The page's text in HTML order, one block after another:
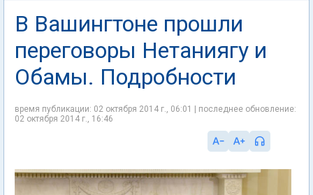
В Вашингтоне прошли
переговоры Нетаниягу и
Обамы. Подробности
время публикации: 02 октября 2014 г., 06:01 | последнее обновление:
02 октября 2014 г., 16:46